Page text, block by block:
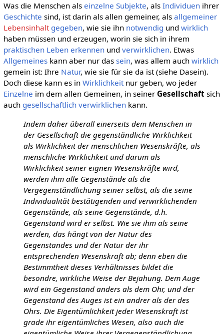
Was die Menschen als einzelne Subjekte, als Individuenihrer
Geschichte sind, ist darin als allen gemeiner, als allgemeiner
Lebensinhalt gegeben, wie sie ihn notwendig und wirklich
haben müssen und erzeugen, worin sie sich in ihrem
praktischen Leben erkennenund verwirklichen. Etwas
Allgemeineskann aber nur das sein, was allem auch wirklich
gemein ist: Ihre Natur, wie sie für sie da ist (siehe Dasein).
Doch diese kann es in Wirklichkeitnur geben, wo jeder
Einzelne im dem allen Gemeinen, in seiner Gesellschaftsich
auch gesellschaftlich verwirklichenkann.
Indem daher überall einerseits dem Menschen in
der Gesellschaft die gegenständliche Wirklichkeit
als Wirklichkeit der menschlichen Wesenskräfte, als
menschliche Wirklichkeit und darum als
Wirklichkeit seiner eignen Wesenskräfte wird,
werden ihm alle Gegenstände als die
Vergegenständlichung seiner selbst, als die seine
Individualität bestätigenden und verwirklichenden
Gegenstände, als seine Gegenstände, d.h.
Gegenstand wird er selbst. Wie sie ihm als seine
werden, das hängt von der Natur des
Gegenstandes und der Natur der ihr
entsprechenden Wesenskraft ab; denn eben die
Bestimmtheit dieses Verhältnisses bildet die
besondre, wirkliche Weise der Bejahung. Dem Auge
wird ein Gegenstand anders als dem Ohr, und der
Gegenstand des Auges ist ein andrer als der des
Ohrs. Die Eigentümlichkeit jeder Wesenskraft ist
grade ihr eigentümliches Wesen, also auch die